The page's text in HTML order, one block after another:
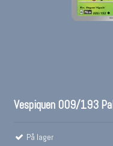
Vespiquen 009/193
På lager